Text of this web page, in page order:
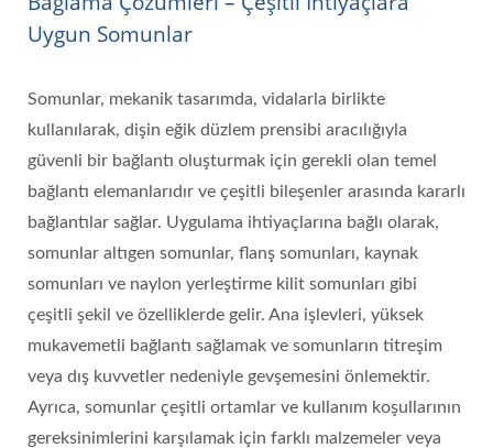
Uygun Somunlar
Somunlar, mekanik tasarımda, vidalarla birlikte
kullanılarak, dişin eğik düzlem prensibi aracılığıyla
güvenli bir bağlantı oluşturmak için gerekli olan temel
bağlantı elemanlarıdır ve çeşitli bileşenler arasında kararlı
bağlantılar sağlar. Uygulama ihtiyaçlarına bağlı olarak,
somunlar altıgen somunlar, flanş somunları, kaynak
somunları ve naylon yerleştirme kilit somunları gibi
çeşitli şekil ve özelliklerde gelir. Ana işlevleri, yüksek
mukavemetli bağlantı sağlamak ve somunların titreşim
veya dış kuvvetler nedeniyle gevşemesini önlemektir.
Ayrıca, somunlar çeşitli ortamlar ve kullanım koşullarının
gereksinimlerini karşılamak için farklı malzemeler veya